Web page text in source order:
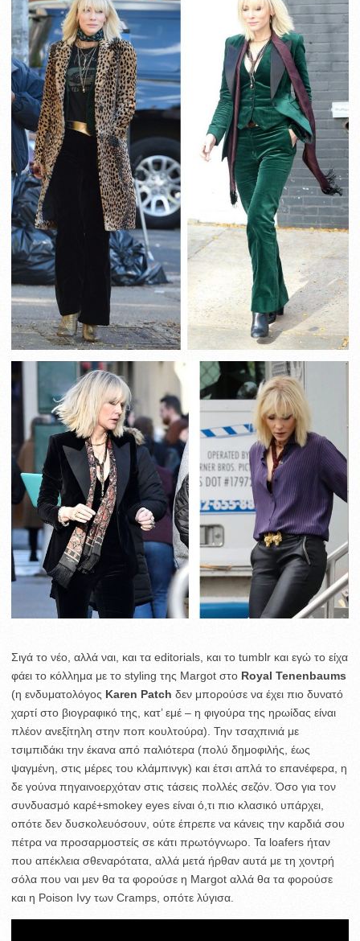
Σιγά το νέο, αλλά ναι, και τα editorials, και το tumblr και εγώ το είχα
φάει το κόλλημα με το styling της Margot στο Royal Tenenbaums
(η ενδυματολόγος Karen Patch δεν μπορούσε να έχει πιο δυνατό
χαρτί στο βιογραφικό της, κατ’ εμέ – η φιγούρα της ηρωίδας είναι
πλέον ανεξίτηλη στην ποπ κουλτούρα). Την τσαχπινιά με
τσιμπιδάκι την έκανα από παλιότερα (πολύ δημοφιλής, έως
ψαγμένη, στις μέρες του κλάμπινγκ) και έτσι απλά το επανέφερα, η
δε γούνα πηγαινοερχόταν στις τάσεις πολλές σεζόν. Όσο για τον
συνδυασμό καρέ+smokey eyes είναι ό,τι πιο κλασικό υπάρχει,
οπότε δεν δυσκολευόσουν, ούτε έπρεπε να κάνεις την καρδιά σου
πέτρα να προσαρμοστείς σε κάτι πρωτόγνωρο. Τα loafers ήταν
που απέκλεια σθεναρότατα, αλλά μετά ήρθαν αυτά με τη χοντρή
σόλα που ναι μεν θα τα φορούσε η Margot αλλά θα τα φορούσε
και η Poison Ivy των Cramps, οπότε λύγισα.